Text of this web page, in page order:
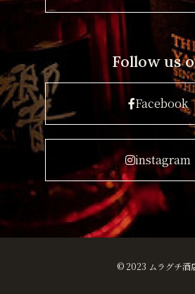
Follow us
Facebook
instagram
© 2023 ムラグチ酒